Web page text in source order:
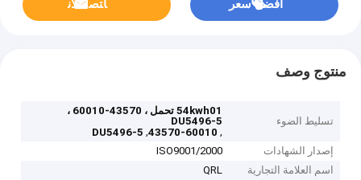
افضل سعر ﺎﺘﺼﻟ ﺍﻶﻧ
منتوج وصف
تسليط الضوء
54kwh01 تحمل ، 43570-60010 ،
DU5496-5
,
43570-60010
,
DU5496-5
إصدار الشهادات
ISO9001/2000
اسم العلامة التجارية
QRL